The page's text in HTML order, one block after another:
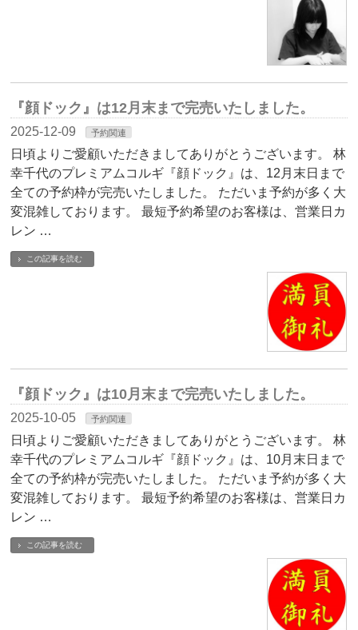
『顔ドック』は12月末まで完売いたしました。
2025-12-09 予約関連
日頃よりご愛顧いただきましてありがとうございます。 林
幸千代のプレミアムコルギ『顔ドック』は、12月末日まで
全ての予約枠が完売いたしました。 ただいま予約が多く大
変混雑しております。 最短予約希望のお客様は、営業日カ
レン …
この記事を読む
『顔ドック』は10月末まで完売いたしました。
2025-10-05 予約関連
日頃よりご愛顧いただきましてありがとうございます。 林
幸千代のプレミアムコルギ『顔ドック』は、10月末日まで
全ての予約枠が完売いたしました。 ただいま予約が多く大
変混雑しております。 最短予約希望のお客様は、営業日カ
レン …
この記事を読む